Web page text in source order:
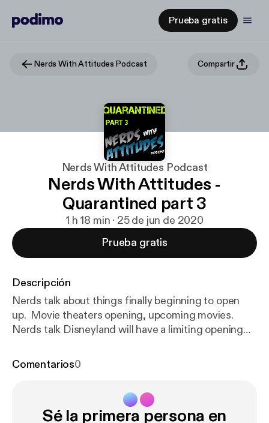
Prueba gratis
Nerds With Attitudes Podcast Compartir
Nerds With Attitudes Podcast
Nerds With Attitudes -
Quarantined part 3
1 h 18 min · 25 de jun de 2020
Prueba gratis
Descripción
Nerds talk about things finally beginning to open
up. Movie theaters opening, upcoming movies.
Nerds talk Disneyland will have a limiting opening
to the comic book characters they play.
Comentarios0
Sé la primera persona en